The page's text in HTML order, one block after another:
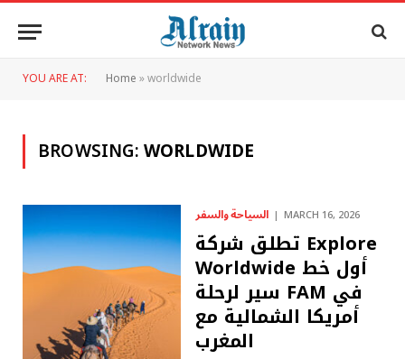
YOU ARE AT: Home»worldwide
BROWSING:WORLDWIDE
السياحة والسفر MARCH 16, 2026
تطلق شركة Explore
Worldwide أول خط
سير لرحلة FAM في
أمريكا الشمالية مع
المغرب